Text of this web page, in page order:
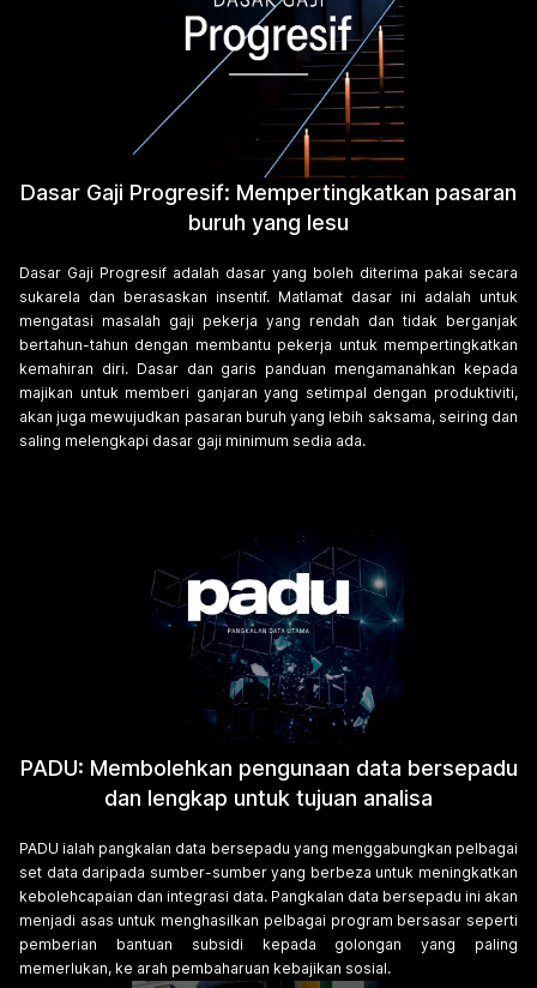
Dasar Gaji Progresif: Mempertingkatkan pasaran
buruh yang lesu
Dasar Gaji Progresif adalah dasar yang boleh diterima pakai secara
sukarela dan berasaskan insentif. Matlamat dasar ini adalah untuk
mengatasi masalah gaji pekerja yang rendah dan tidak berganjak
bertahun-tahun dengan membantu pekerja untuk mempertingkatkan
kemahiran diri. Dasar dan garis panduan mengamanahkan kepada
majikan untuk memberi ganjaran yang setimpal dengan produktiviti,
akan juga mewujudkan pasaran buruh yang lebih saksama, seiring dan
saling melengkapi dasar gaji minimum sedia ada.
PADU: Membolehkan pengunaan data bersepadu
dan lengkap untuk tujuan analisa
PADU ialah pangkalan data bersepadu yang menggabungkan pelbagai
set data daripada sumber-sumber yang berbeza untuk meningkatkan
kebolehcapaian dan integrasi data. Pangkalan data bersepadu ini akan
menjadi asas untuk menghasilkan pelbagai program bersasar seperti
pemberian bantuan subsidi kepada golongan yang paling
memerlukan, ke arah pembaharuan kebajikan sosial.